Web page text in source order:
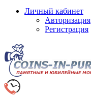
Личный кабинет
Авторизация
Регистрация